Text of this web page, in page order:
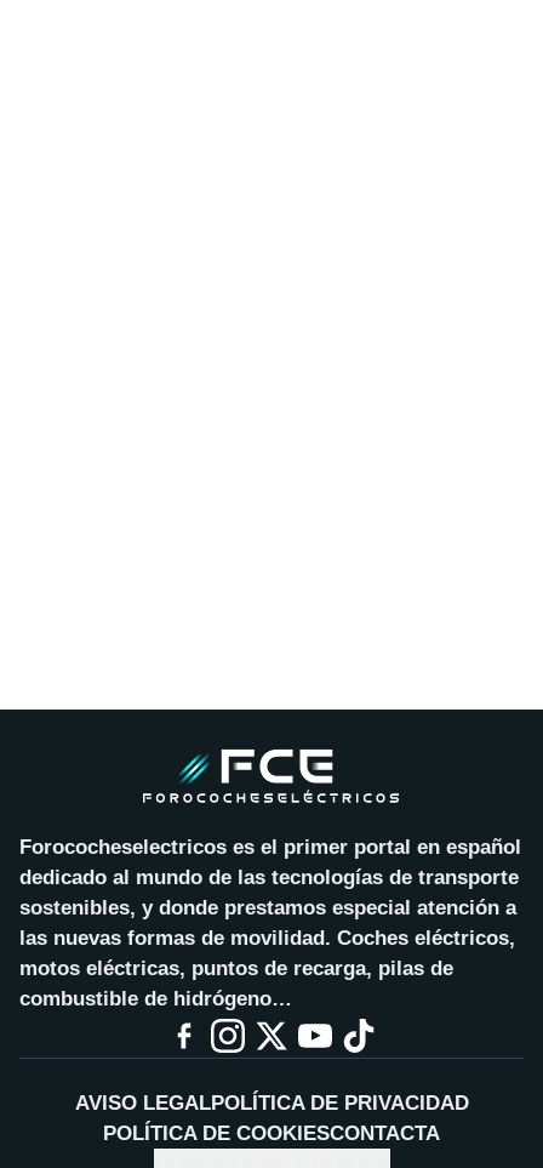
Forococheselectricos es el primer portal en español
dedicado al mundo de las tecnologías de transporte
sostenibles, y donde prestamos especial atención a
las nuevas formas de movilidad. Coches eléctricos,
motos eléctricas, puntos de recarga, pilas de
combustible de hidrógeno…
AVISO LEGALPOLÍTICA DE PRIVACIDAD
POLÍTICA DE COOKIESCONTACTA